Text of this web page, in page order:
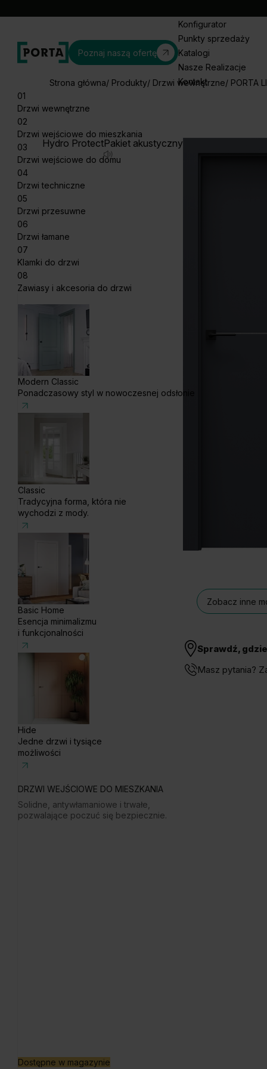
Poznaj naszą ofertę
Konfigurator
Punkty sprzedaży
Katalogi
Nasze Realizacje
Kontakt
01
Drzwi wewnętrzne
02
Drzwi wejściowe do mieszkania
03
Drzwi wejściowe do domu
04
Drzwi techniczne
05
Drzwi przesuwne
06
Drzwi łamane
07
Klamki do drzwi
08
Zawiasy i akcesoria do drzwi
Modern Classic
Ponadczasowy styl w nowoczesnej odsłonie
Classic
Tradycyjna forma, która nie
wychodzi z mody.
Basic Home
Esencja minimalizmu
i funkcjonalności
Hide
Jedne drzwi i tysiące
możliwości
DRZWI WEJŚCIOWE DO MIESZKANIA
Solidne, antywłamaniowe i trwałe,
pozwalające poczuć się bezpiecznie.
Dostępne w magazynie
Strona główna Produkty Drzwi wewnętrzne PORTA
Hydro ProtectPakiet akustyczny
Zobacz inne
Sprawdź,
Masz pytania?